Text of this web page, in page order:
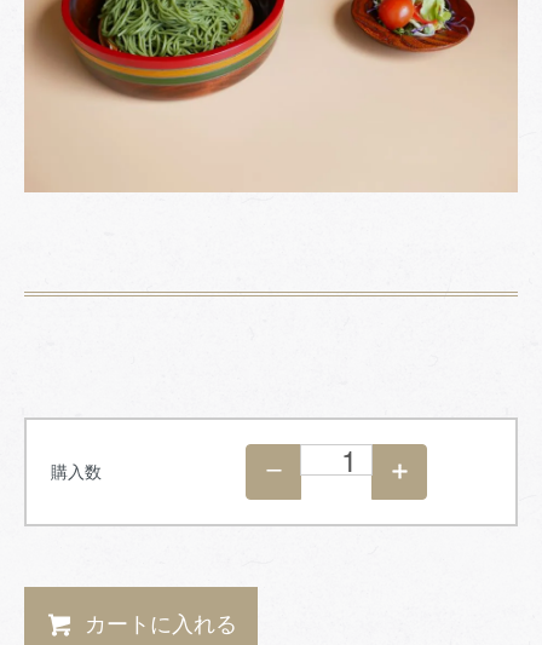
購入数
カートに入れる